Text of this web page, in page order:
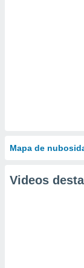
Mapa de
Videos